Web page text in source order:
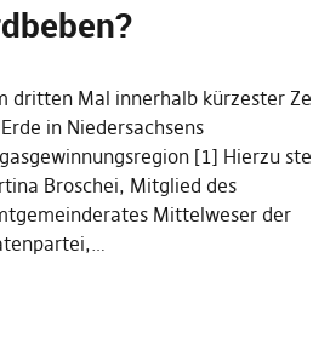
dritten Mal innerhalb kürzester
in Niedersachsens
[1] Hierzu
Broschei, Mitglied des
Mittelweser der